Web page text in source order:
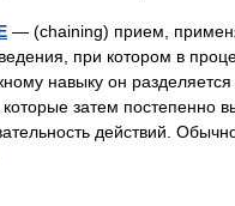
— (chaining) прием,
при котором в
навыку он
затем постепенно
действий.